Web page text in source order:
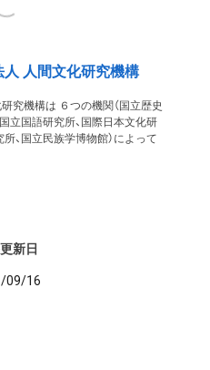
人間文化研究機構
究機構は ６つの機関（国立歴史
立国語研究所、国際日本文化研
、国立民族学博物館）によって
新日
09/16